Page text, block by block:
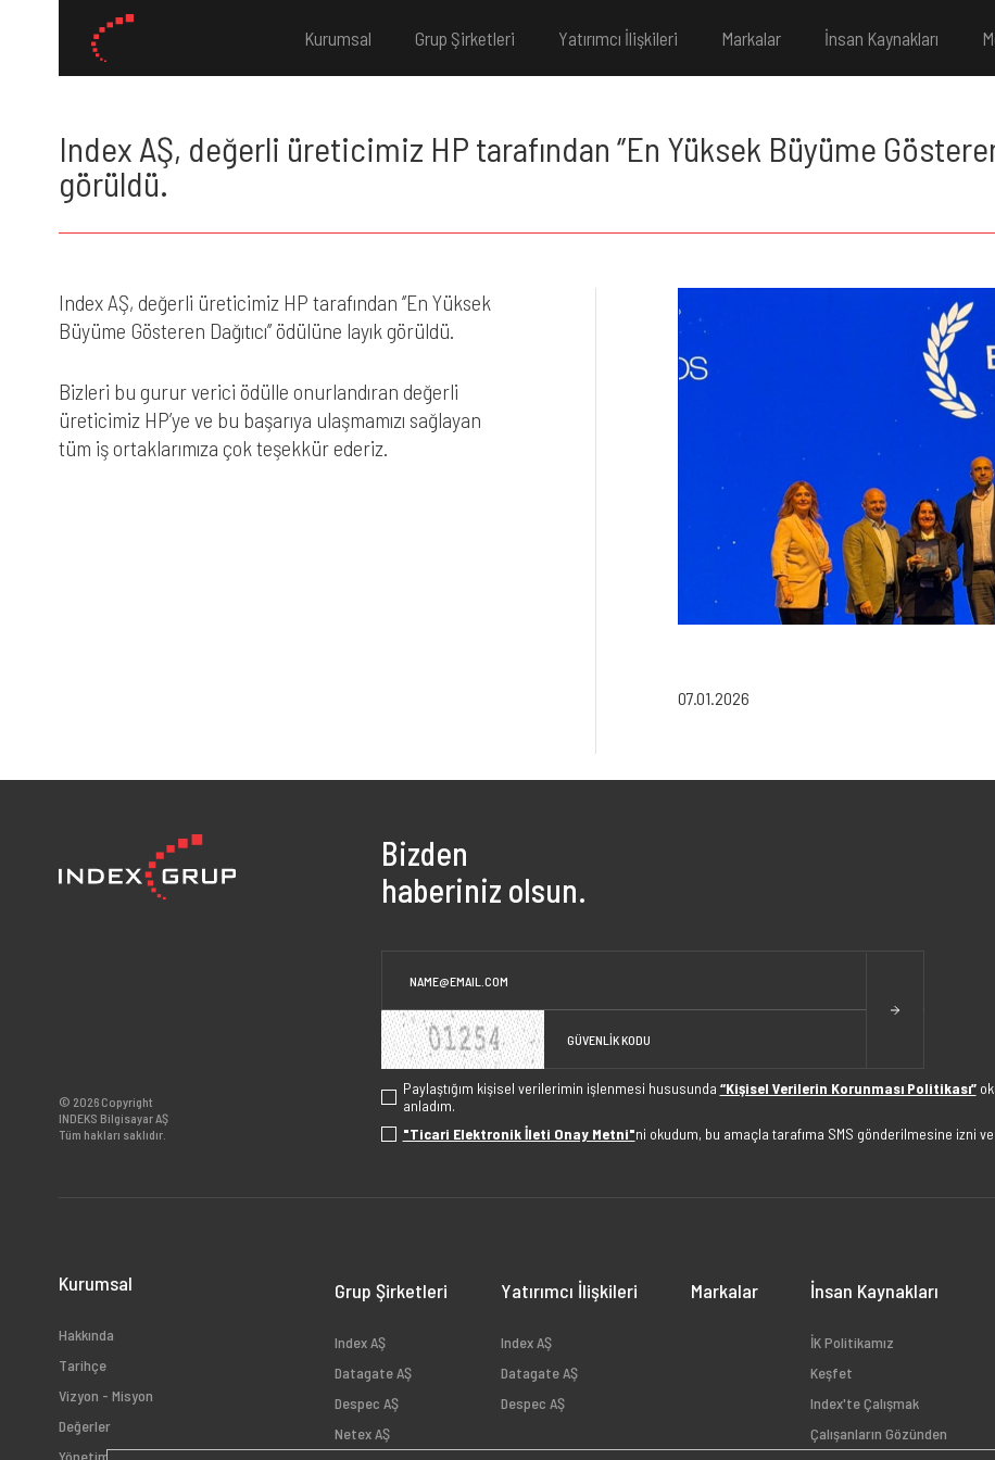
Kurumsal Grup Şirketleri Yatırımcı İlişkileri Markalar İnsan Kaynakları
Index AŞ, değerli üreticimiz HP tarafından ‘’En Yüksek Büyüme Gösteren
görüldü.
07.01.2026
Index AŞ, değerli üreticimiz HP tarafından ‘’En Yüksek
Büyüme Gösteren Dağıtıcı’’ ödülüne layık görüldü.
Bizleri bu gurur verici ödülle onurlandıran değerli
üreticimiz HP’ye ve bu başarıya ulaşmamızı sağlayan
tüm iş ortaklarımıza çok teşekkür ederiz.
© 2026 Copyright
INDEKS Bilgisayar AŞ
Tüm hakları saklıdır.
Bizden
haberiniz olsun.
Paylaştığım kişisel verilerimin işlenmesi hususunda “Kişisel Verilerin Korunması Politikası”
anladım.
"Ticari Elektronik İleti Onay Metni"ni okudum, bu amaçla tarafıma SMS gönderilmesine izni
Kurumsal
Hakkında
Tarihçe
Vizyon - Misyon
Değerler
Yönetim
Grup Şirketleri
Index AŞ
Datagate AŞ
Despec AŞ
Netex AŞ
Yatırımcı İlişkileri
Index AŞ
Datagate AŞ
Despec AŞ
Markalar İnsan Kaynakları
İK Politikamız
Keşfet
Index'te Çalışmak
Çalışanların Gözünden